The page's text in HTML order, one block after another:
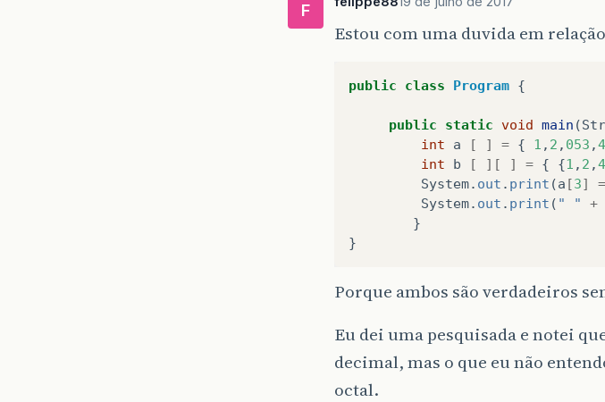
F
Estou com uma duvida em
public class Program {
public static void main (
int
a [ ] = { 1 , 2 , 053 ,4
int
b [ ][ ] = { {1 , 2 ,4
System. out . print (a [3]
System. out . print ( " " +
}
}
Porque ambos são verdadeiros
Eu dei uma pesquisada e notei
decimal, mas o que eu não
octal.